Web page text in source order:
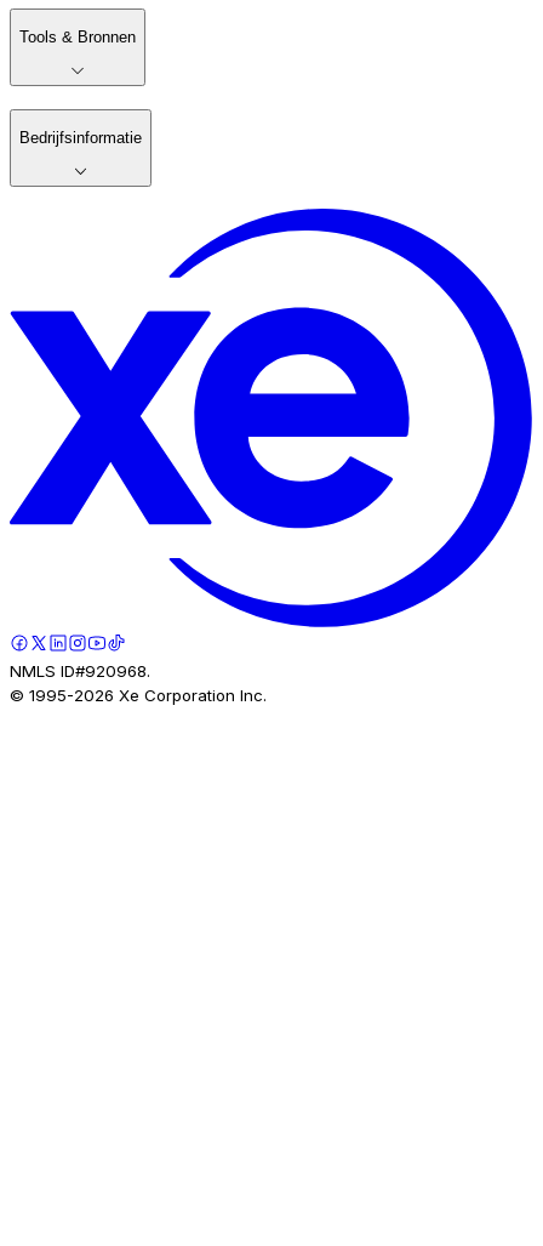
Tools & Bronnen
Bedrijfsinformatie
NMLS ID#920968.
© 1995-2026 Xe Corporation Inc.